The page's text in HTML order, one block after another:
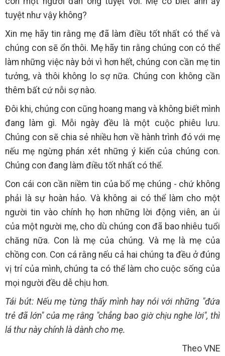
tuyệt như vậy không?
Xin mẹ hãy tin rằng mẹ đã làm điều tốt nhất có thể và
chúng con sẽ ổn thôi. Mẹ hãy tin rằng chúng con có thể
làm những việc này bởi vì hơn hết, chúng con cần mẹ tin
tưởng, và thôi không lo sợ nữa. Chúng con không cần
thêm bất cứ nỗi sợ nào.
Đôi khi, chúng con cũng hoang mang và không biết mình
đang làm gì. Mỗi ngày đều là một cuộc phiêu lưu.
Chúng con sẽ chia sẻ nhiều hơn về hành trình đó với mẹ
nếu mẹ ngừng phán xét những ý kiến của chúng con.
Chúng con đang làm điều tốt nhất có thể.
Con cái con cần niềm tin của bố mẹ chúng - chứ không
phải là sự hoàn hảo. Và không ai có thể làm cho một
người tin vào chính họ hơn những lời động viên, an ủi
của một người mẹ, cho dù chúng con đã bao nhiêu tuổi
chăng nữa. Con là mẹ của chúng. Và mẹ là mẹ của
chồng con. Con cá rằng nếu cả hai chúng ta đều ở đúng
vị trí của mình, chúng ta có thể làm cho cuộc sống của
mọi người đều dễ chịu hơn.
Tái bút: Nếu mẹ từng thấy mình hay nói với những "đứa
trẻ đã lớn" của mẹ rằng "chẳng bao giờ chịu nghe lời", thì
lá thư này chính là dành cho mẹ.
Theo VNE